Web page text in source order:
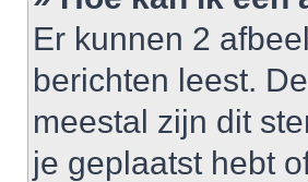
Er kunnen 2
berichten leest.
meestal zijn dit
je geplaatst hebt